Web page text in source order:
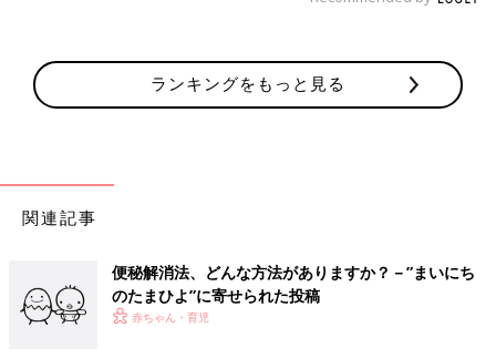
ランキングをもっと見る
関連記事
便秘解消法、どんな方法がありますか？－”まいにち
のたまひよ”に寄せられた投稿
赤ちゃん・育児